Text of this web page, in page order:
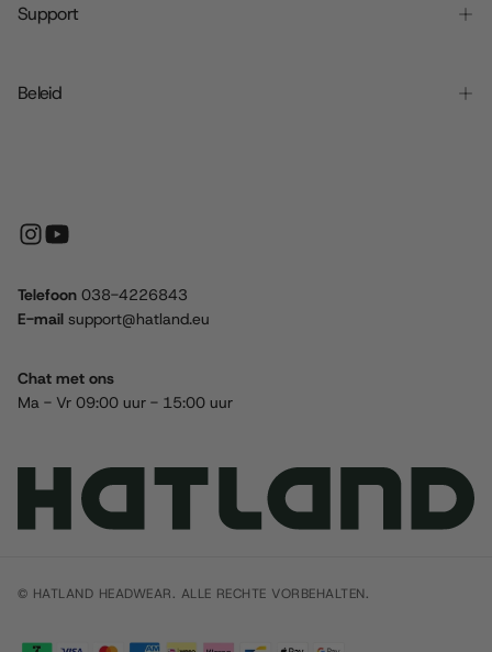
Support
Beleid
Telefoon 038-4226843
E-mail support@hatland.eu
Chat met ons
Ma - Vr 09:00 uur - 15:00 uur
© HATLAND HEADWEAR. ALLE RECHTE VORBEHALTEN.